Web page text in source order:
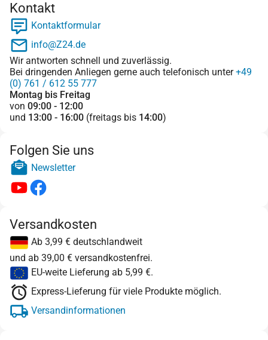
Kontakt
Kontaktformular
info@Z24.de
Wir antworten schnell und zuverlässig.
Bei dringenden Anliegen gerne auch telefonisch unter+49
(0) 761 / 612 55 777
Montag bis Freitag
von 09:00 - 12:00
und 13:00 - 16:00 (freitags bis 14:00)
Folgen Sie uns
Newsletter
Versandkosten
Ab 3,99 € deutschlandweit
und ab 39,00 € versandkostenfrei.
EU-weite Lieferung ab 5,99 €.
Express-Lieferung für viele Produkte möglich.
Versandinformationen